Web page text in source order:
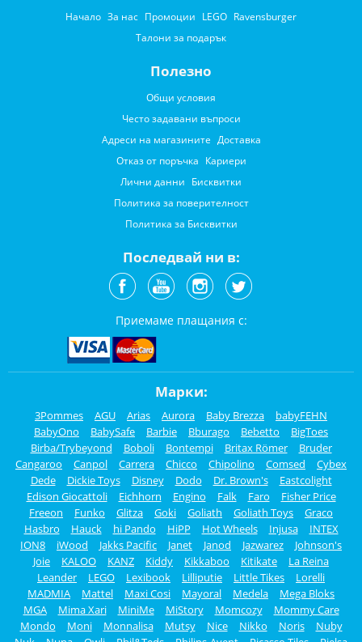
Начало За нас Промоции LEGO Ravensburger
Талони за подарък
Полезно
Общи условия
Често задавани въпроси
Адреси на магазините Доставка
Отказ от поръчка Кариери
Лични данни Бисквитки
Политика за поверителност
Политика за Бисквитки
Последвай ни в:
Приемаме плащания с:
Марки:
3Pommes AGU Arias Aurora Baby Brezza
babyFEHN
BabyOno
BabySafe Barbie Bburago Bebetto
BigToes
Birba/Trybeyond
Boboli Bontempi Britax Römer
Bruder
Cangaroo
Canpol Carrera Chicco Chipolino Comsed
Cybex
Dede
Dickie Toys Disney Dodo Dr. Brown's
Eastcolight
Edison Giocattoli
Eichhorn Engino Falk Faro
Fisher Price
Freeon
Funko Glitza Goki Goliath Goliath Toys
Graco
Hasbro
Hauck hi Pando HiPP Hot Wheels Injusa
INTEX
ION8
iWood Jakks Pacific Janet Janod Jazwarez
Johnson's
Joie
KALOO KANZ Kiddy Kikkaboo Kitikate
La Reina
Leander
LEGO Lexibook Lilliputie Little Tikes
Lorelli
MADMIA
Mattel Maxi Cosi Mayoral Medela
Mega Bloks
MGA
Mima Xari MiniMe MiStory Momcozy
Mommy Care
Mondo
Moni Monnalisa Mutsy Nice Nikko Noris
Nuby